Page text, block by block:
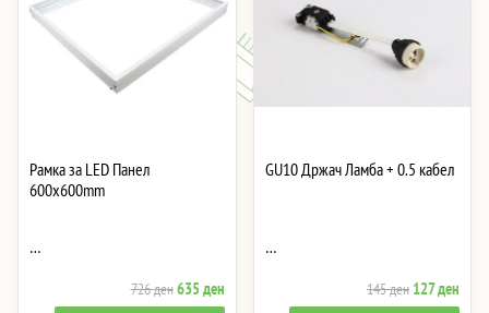
Рамка за LED Панел
600x600mm
…
726денOriginal
635денCurrent
GU10 Држач Ламба + 0.5 кабел
…
145ден Original
127ден